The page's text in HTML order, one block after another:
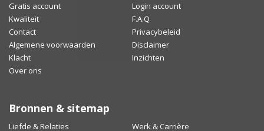
Gratis account
Login account
Kwaliteit
F.A.Q
Contact
Privacybeleid
Algemene voorwaarden
Disclaimer
Klacht
Inzichten
Over ons
Bronnen & sitemap
Liefde & Relaties Werk & Carrière